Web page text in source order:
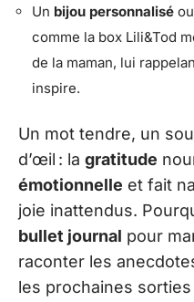
Un bijou personnalisé
comme la box Lili&Tod
de la maman, lui
inspire.
Un mot tendre, un
d’œil : la gratitude
émotionnelle et fait
joie inattendus.
bullet journal pour
raconter les
les prochaines sorties